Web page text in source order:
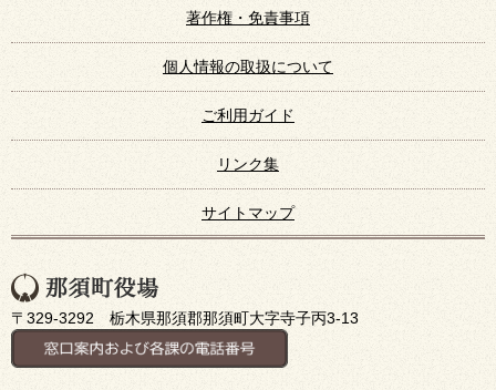
著作権・免責事項
個人情報の取扱について
ご利用ガイド
リンク集
サイトマップ
〒329-3292 栃木県那須郡那須町大字寺子丙3-13